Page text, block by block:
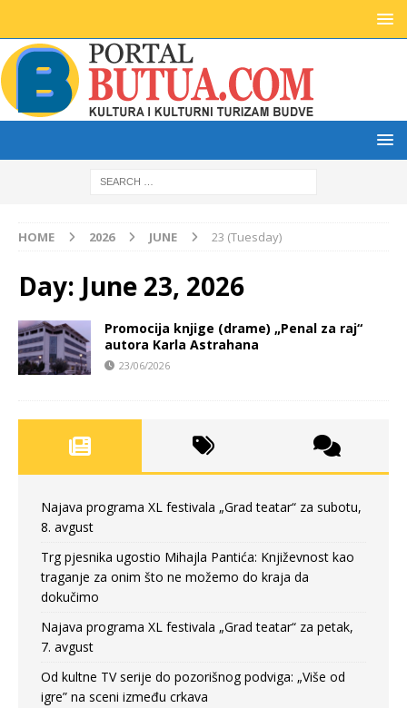
HOME 2026 JUNE 23 (Tuesday)
Day: June 23, 2026
Promocija knjige (drame) „Penal za raj“
autora Karla Astrahana
23/06/2026
Najava programa XL festivala „Grad teatar“ za subotu,
8. avgust
Trg pjesnika ugostio Mihajla Pantića: Književnost kao
traganje za onim što ne možemo do kraja da
dokučimo
Najava programa XL festivala „Grad teatar“ za petak,
7. avgust
Od kultne TV serije do pozorišnog podviga: „Više od
igre” na sceni između crkava